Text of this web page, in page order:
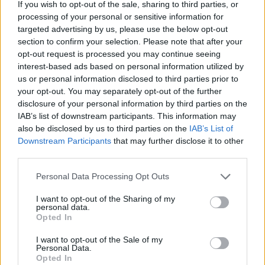
If you wish to opt-out of the sale, sharing to third parties, or
processing of your personal or sensitive information for
targeted advertising by us, please use the below opt-out
section to confirm your selection. Please note that after your
opt-out request is processed you may continue seeing
interest-based ads based on personal information utilized by
us or personal information disclosed to third parties prior to
your opt-out. You may separately opt-out of the further
disclosure of your personal information by third parties on the
IAB’s list of downstream participants. This information may
also be disclosed by us to third parties on the IAB’s List of
Downstream Participants that may further disclose it to other
Personal Data Processing Opt Outs
I want to opt-out of the Sharing of my
personal data.
Opted In
I want to opt-out of the Sale of my
Personal Data.
Opted In
ώρα, σύμφωνα με το ισραηλινό ραδιοτηλεοπτικό
δίκτυο Kan.
Οι δύο ηγέτες συζήτησαν, σύμφωνα με τις ίδιες
πληροφορίες,την πιθανότητα αναζωπύρωσης των
εχθροπραξιών με το Ιράν, ενώ ο Τραμπ ενημέρωσε
επίσης τον Νετανιάχου για την πρόσφατη
επίσκεψή του στην Κίνα.
Συγκαλεί υπουργικό ο Νετανιάχου
Αργότερα το βράδυ ο Νετανιάχου θα συγκαλέσει
το υπουργικό συμβούλιο ασφαλείας στο γραφείο
του στην Ιερουσαλήμ.
«Τα μάτια μας είναι ανοιχτά όσον αφορά το Ιράν»,